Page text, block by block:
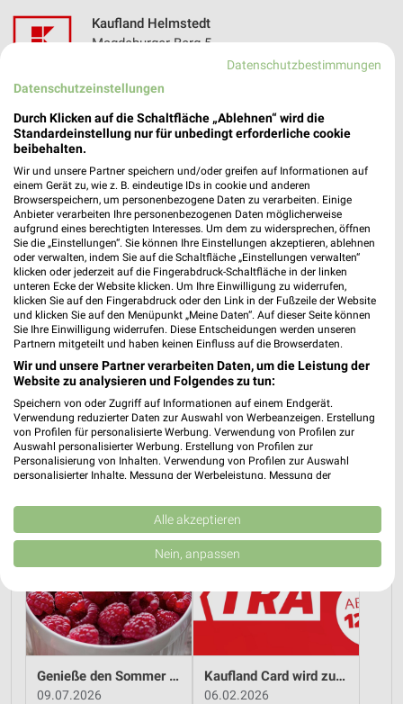
❯
Kaufland Helmstedt
Magdeburger Berg 5
Heute 07:00 - 20:00 Uhr |
164,76 km • Angebote: 4 Prospekte
Angebote-Kalender für Kaufland in
Helmstedt und Umgebung
Aug.
10 Mo 11Di 12 Mi 13 Do 14Fr
Kaufland - Mo-Mi Angebote ab 10.08.
Kaufland - Angebote ab 06.08.
MEHR PROSPEKTE
Genieße den Sommer mit Kaufland!
09.07.2026
Kaufland Card wird zu Kaufland Card XTRA!
06.02.2026
Datenschutzbestimmungen
Datenschutzeinstellungen
Durch Klicken auf die Schaltfläche „Ablehnen“ wird die
Standardeinstellung nur für unbedingt erforderliche cookie
beibehalten.
Wir und unsere Partner speichern und/oder greifen auf Informationen auf
einem Gerät zu, wie z. B. eindeutige IDs in cookie und anderen
Browserspeichern, um personenbezogene Daten zu verarbeiten. Einige
Anbieter verarbeiten Ihre personenbezogenen Daten möglicherweise
aufgrund eines berechtigten Interesses. Um dem zu widersprechen, öffnen
Sie die „Einstellungen“. Sie können Ihre Einstellungen akzeptieren, ablehnen
oder verwalten, indem Sie auf die Schaltfläche „Einstellungen verwalten“
klicken oder jederzeit auf die Fingerabdruck-Schaltfläche in der linken
unteren Ecke der Website klicken. Um Ihre Einwilligung zu widerrufen,
klicken Sie auf den Fingerabdruck oder den Link in der Fußzeile der Website
und klicken Sie auf den Menüpunkt „Meine Daten“. Auf dieser Seite können
Sie Ihre Einwilligung widerrufen. Diese Entscheidungen werden unseren
Partnern mitgeteilt und haben keinen Einfluss auf die Browserdaten.
Wir und unsere Partner verarbeiten Daten, um die Leistung der
Website zu analysieren und Folgendes zu tun:
Speichern von oder Zugriff auf Informationen auf einem Endgerät.
Verwendung reduzierter Daten zur Auswahl von Werbeanzeigen. Erstellung
von Profilen für personalisierte Werbung. Verwendung von Profilen zur
Auswahl personalisierter Werbung. Erstellung von Profilen zur
Personalisierung von Inhalten. Verwendung von Profilen zur Auswahl
personalisierter Inhalte. Messung der Werbeleistung. Messung der
Kombinationen von Daten aus verschiedenen Quellen. Entwicklung und
Verbesserung der Angebote. Verwendung reduzierter Daten zur Auswahl
von Inhalten.
Daten können außerhalb der Europäischen Union weitergegeben und in die
Website/App.
Partnerliste anzeigen (1 IAB-Anbieter)
Wir nutzen Ihre Daten für folgende Zwecke:
Speichern von oder Zugriff auf Informationen
Alle akzeptieren
Nein, anpassen